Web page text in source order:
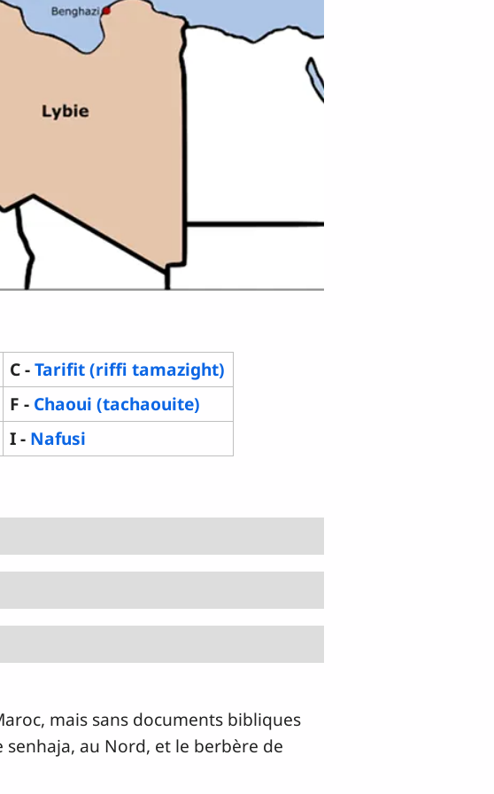
C -Tarifit (riffi tamazight)
F - Chaoui (tachaouite)
I - Nafusi
mais sans documents bibliques
senhaja, au Nord, et le berbère de